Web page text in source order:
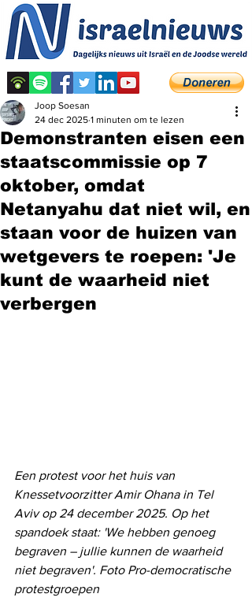
Demonstranten eisen een
staatscommissie op 7
oktober, omdat
Netanyahu dat niet wil, en
staan ​​voor de huizen van
wetgevers te roepen: 'Je
kunt de waarheid niet
verbergen
Joop Soesan
24 dec 2025 1 minuten om te lezen
Een protest voor het huis van
Knessetvoorzitter Amir Ohana in Tel
Aviv op 24 december 2025. Op het
spandoek staat: 'We hebben genoeg
begraven – jullie kunnen de waarheid
niet begraven'. Foto Pro-democratische
protestgroepen